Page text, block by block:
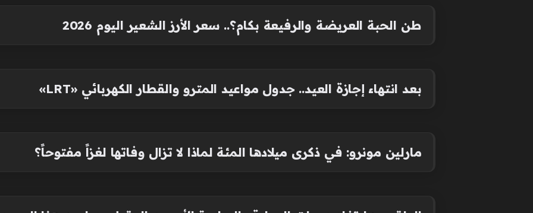
طن الحبة العريضة والرفيعة بكام؟.. سعر الأرز الشعير اليوم 2026
بعد انتهاء إجازة العيد.. جدول مواعيد المترو والقطار الكهربائي «LRT»
مارلين مونرو: في ذكرى ميلادها المئة لماذا لا تزال وفاتها لغزاً مفتوحاً؟